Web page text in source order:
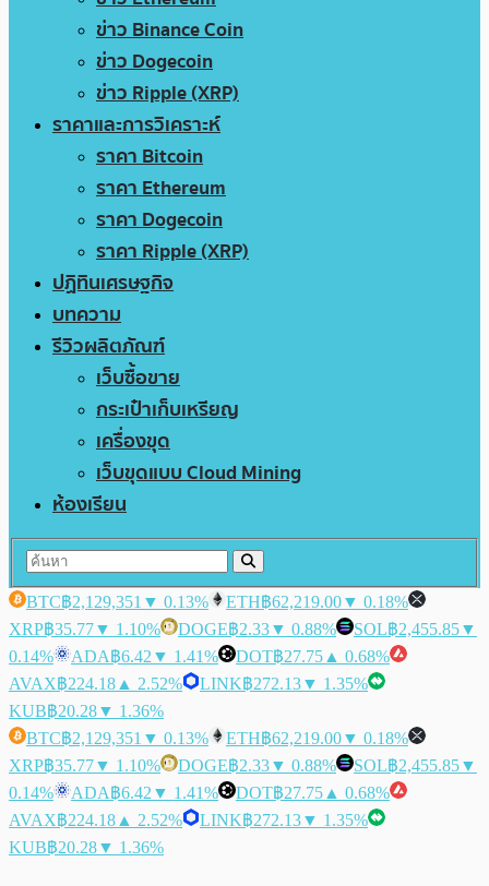
ข่าว Binance Coin
ข่าว Dogecoin
ข่าว Ripple (XRP)
ราคาและการวิเคราะห์
ราคา Bitcoin
ราคา Ethereum
ราคา Dogecoin
ราคา Ripple (XRP)
ปฏิทินเศรษฐกิจ
บทความ
รีวิวผลิตภัณฑ์
เว็บซื้อขาย
กระเป๋าเก็บเหรียญ
เครื่องขุด
เว็บขุดแบบ Cloud Mining
ห้องเรียน
BTC฿2,129,351 ▼ 0.13% ETH฿62,219.00▼ 0.18%
XRP฿35.77▼ 1.10% DOGE฿2.33▼ 0.88% SOL฿2,455.85▼
0.14%
ADA฿6.42 ▼ 1.41% DOT฿27.75 ▲ 0.68%
AVAX฿224.18 ▲ 2.52% LINK฿272.13▼ 1.35%
KUB฿20.28▼ 1.36%
BTC฿2,129,351 ▼ 0.13% ETH฿62,219.00▼ 0.18%
XRP฿35.77▼ 1.10% DOGE฿2.33▼ 0.88% SOL฿2,455.85▼
0.14%
ADA฿6.42 ▼ 1.41% DOT฿27.75 ▲ 0.68%
AVAX฿224.18 ▲ 2.52% LINK฿272.13▼ 1.35%
KUB฿20.28▼ 1.36%